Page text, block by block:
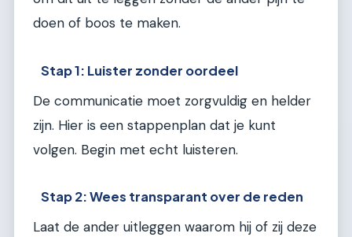
doen of boos te maken.
Stap 1: Luister zonder oordeel
De communicatie moet zorgvuldig en helder
zijn. Hier is een stappenplan dat je kunt
volgen. Begin met echt luisteren.
Stap 2: Wees transparant over de reden
Laat de ander uitleggen waarom hij of zij deze